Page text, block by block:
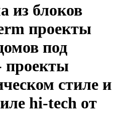
из блоков
проекты
под
проекты
стиле и
hi-tech от